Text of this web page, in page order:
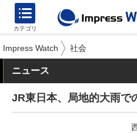
カテゴリ
Impress Watch 社会
ニュース
JR東日本、局地的大雨で